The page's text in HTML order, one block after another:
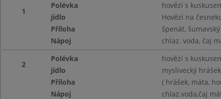
1
Polévka
hovězí s
jídlo
Hovězí na
Příloha
špenát,
Nápoj
chlaz. voda, čaj
2
Polévka
hovězí s
jídlo
myslivecký
Příloha
( hrášek, máta,
Nápoj
chlaz.voda,čaj